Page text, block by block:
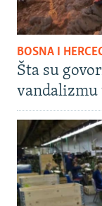
BOSNA I
Šta su
vandalizmu